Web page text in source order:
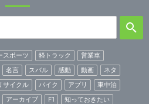
スポーツ 軽トラック
営業車
名言 スバル 感動 動画
ネタ
サイクル バイク アプリ
車中泊
アーカイブ F1
知っておきたい